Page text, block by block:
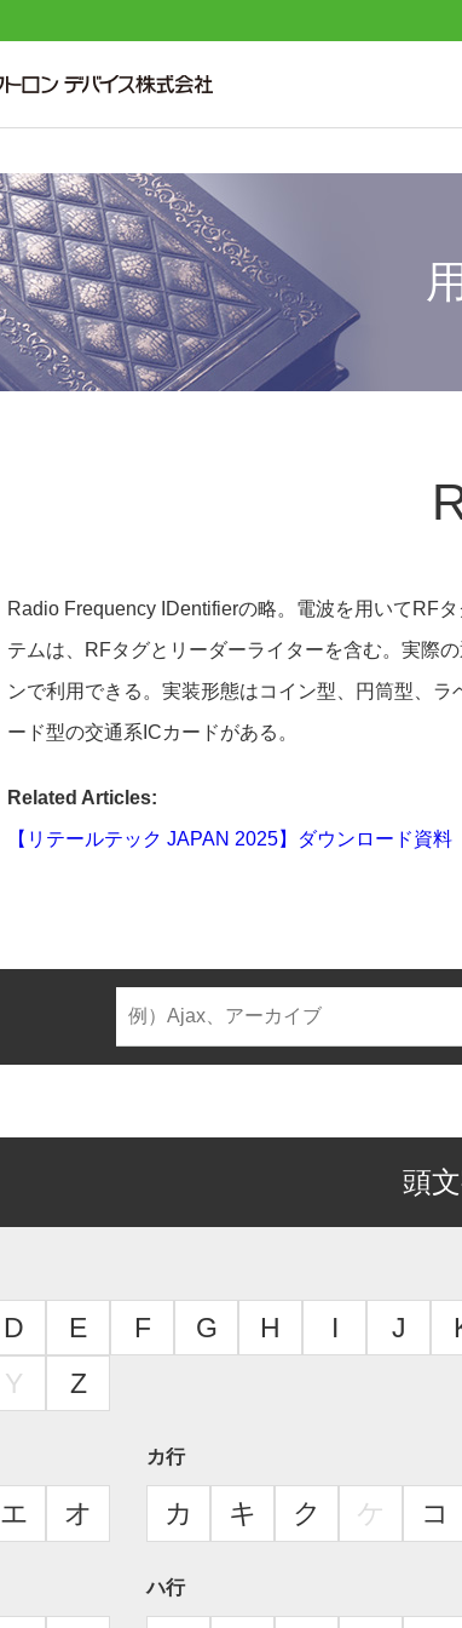
Radio Frequency IDentifierの略。電波を用いてRF
テムは、RFタグとリーダーライターを含む。実際
ンで利用できる。実装形態はコイン型、円筒型、
ード型の交通系ICカードがある。
Related Articles:
【リテールテック JAPAN 2025】ダウンロード資料
頭
D E F G H I J
Y Z
エ オ
カ行
カ キ ク ケ コ
ハ行